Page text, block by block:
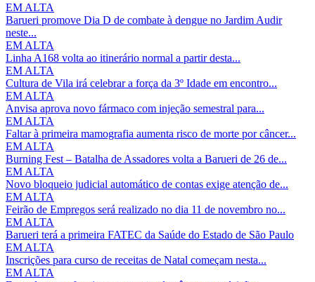
EM ALTA
Barueri promove Dia D de combate à dengue no Jardim Audir
neste...
EM ALTA
Linha A168 volta ao itinerário normal a partir desta...
EM ALTA
Cultura de Vila irá celebrar a força da 3º Idade em encontro...
EM ALTA
Anvisa aprova novo fármaco com injeção semestral para...
EM ALTA
Faltar à primeira mamografia aumenta risco de morte por câncer...
EM ALTA
Burning Fest – Batalha de Assadores volta a Barueri de 26 de...
EM ALTA
Novo bloqueio judicial automático de contas exige atenção de...
EM ALTA
Feirão de Empregos será realizado no dia 11 de novembro no...
EM ALTA
Barueri terá a primeira FATEC da Saúde do Estado de São Paulo
EM ALTA
Inscrições para curso de receitas de Natal começam nesta...
EM ALTA